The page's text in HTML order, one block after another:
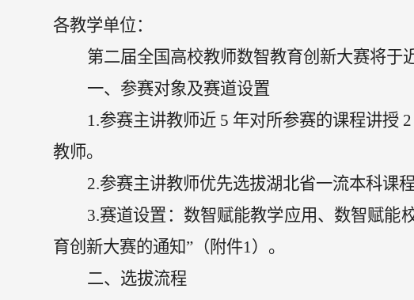
各教学单位：
第二届全国高校教师数智教育创新大赛将于
一、参赛对象及赛道设置
1.参赛主讲教师近 5 年对所参赛的课程讲授 2
教师。
2.参赛主讲教师优先选拔湖北省一流本科课程
3.赛道设置：数智赋能教学应用、数智赋能
育创新大赛的通知”（附件1）。
二、选拔流程